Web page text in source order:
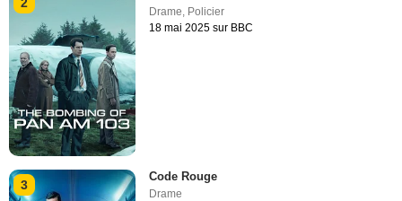
Drame Policier
18 mai 2025 sur BBC
3
Code Rouge
Drame